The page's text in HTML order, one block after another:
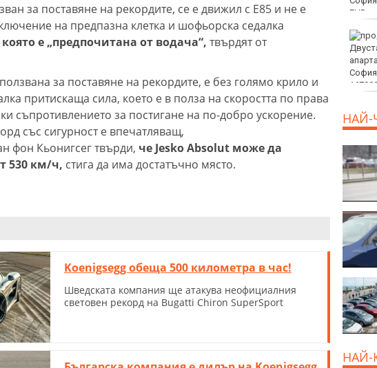
за поставяне на рекордите, се е движил с E85 и не е
на предпазна клетка и шофьорска седалка
която е „предпочитана от водача“, твърдят от
за поставяне на рекордите, е без голямо крило и
притискаща сила, което е в полза на скоростта по права
съпротивлението за постигане на по-добро ускорение.
със сигурност е впечатляващ,
фон Кьонигсег твърди, че Jesko Absolut може да
530 км/ч, стига да има достатъчно място.
Koenigsegg обеща 500 километра в час!
Шведската компания ще атакува неофициалния
световен рекорд на Bugatti Chiron SuperSport
долара за унция
EUR
800
НАЙ-
НАЙ-